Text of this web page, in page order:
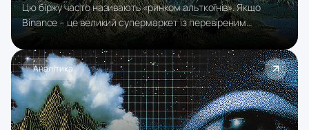
Цю біржу часто називають «ринком альткоїнів». Якщо
Binance – це великий супермаркет із перевіреним
асортиментом, то MEXC радше нагадує гігантський базар,
де можна знайти все: від перспективних проєктів до
відверто сумнівних мем-токенів. Саме тому MEXC люблять
дейтрейдери, мисливці за airdrop'ами та трейдери, які
шукають «наступний x100».
Аналітика